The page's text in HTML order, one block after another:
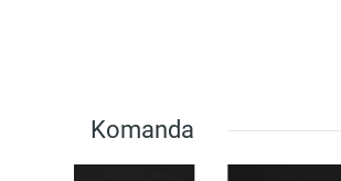
Komanda